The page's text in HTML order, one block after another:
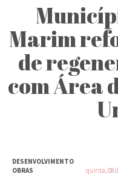
Marim
de
com Área
DESENVOLVIMENTO
OBRAS
quinta, 08